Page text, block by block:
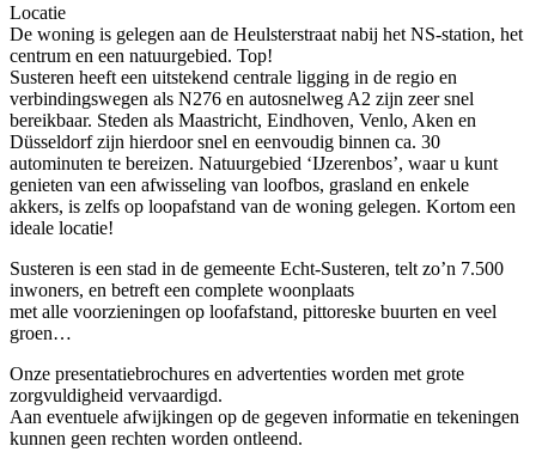
Locatie
De woning is gelegen aan de Heulsterstraat nabij het NS-station, het
centrum en een natuurgebied. Top!
Susteren heeft een uitstekend centrale ligging in de regio en
verbindingswegen als N276 en autosnelweg A2 zijn zeer snel
bereikbaar. Steden als Maastricht, Eindhoven, Venlo, Aken en
Düsseldorf zijn hierdoor snel en eenvoudig binnen ca. 30
autominuten te bereizen. Natuurgebied ‘IJzerenbos’, waar u kunt
genieten van een afwisseling van loofbos, grasland en enkele
akkers, is zelfs op loopafstand van de woning gelegen. Kortom een
ideale locatie!
Susteren is een stad in de gemeente Echt-Susteren, telt zo’n 7.500
inwoners, en betreft een complete woonplaats
met alle voorzieningen op loofafstand, pittoreske buurten en veel
groen…
Onze presentatiebrochures en advertenties worden met grote
zorgvuldigheid vervaardigd.
Aan eventuele afwijkingen op de gegeven informatie en tekeningen
kunnen geen rechten worden ontleend.